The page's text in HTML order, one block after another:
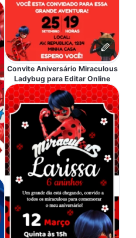
Convite Aniversário Miraculous
Ladybug para Editar Online